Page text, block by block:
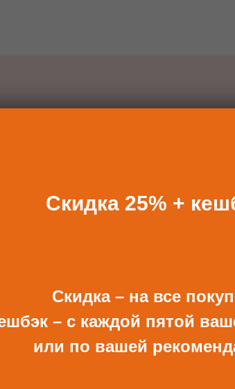
К ЗАКАЗУ
ОТКРЫТКА И
КОНВЕРТ
Скидка 25% +
Скидка – на все
– с каждой пятой
или по вашей